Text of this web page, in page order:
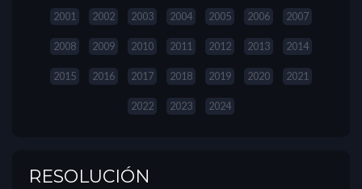
2001 2002 2003 2004 2005 2006 2007
2008 2009 2010 2011 2012 2013 2014
2015 2016 2017 2018 2019 2020 2021
2022 2023 2024
RESOLUCIÓN